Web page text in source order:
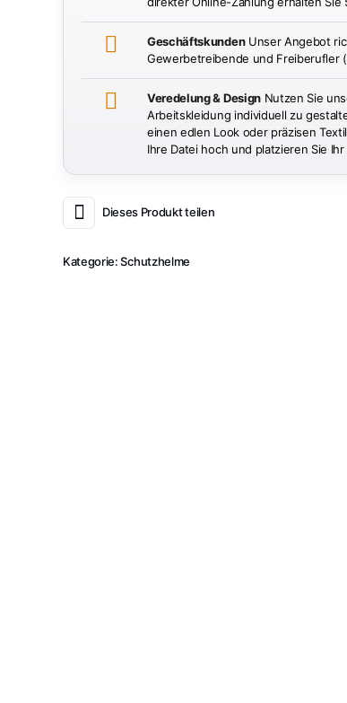
GeschäftskundenUnser Angebot
Gewerbetreibende und Freiberufler
Veredelung & DesignNutzen Sie
Arbeitskleidung individuell zu
einen edlen Look oder präzisen
Ihre Datei hoch und platzieren Sie
Dieses Produkt teilen
Kategorie:Schutzhelme